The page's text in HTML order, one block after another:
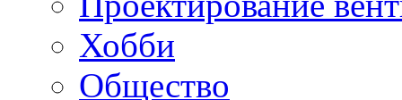
Хобби
Общество